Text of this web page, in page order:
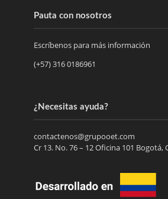
Pauta con nosotros
Escríbenos para más información
(+57) 316 0186961
¿Necesitas ayuda?
contactenos@grupooet.com
Cr 13. No. 76 – 12 Oficina 101 Bogotá,